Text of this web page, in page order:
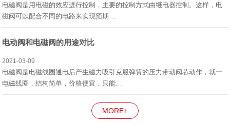
电磁阀是用电磁的效应进行控制，主要的控制方式由继电器控制。这样，电
磁阀可以配合不同的电路来实现预期…
电动阀和电磁阀的用途对比
2021-03-09
电磁阀是电磁线圈通电后产生磁力吸引克服弹簧的压力带动阀芯动作，就一
电磁线圈，结构简单，价格便宜，只能…
MORE+